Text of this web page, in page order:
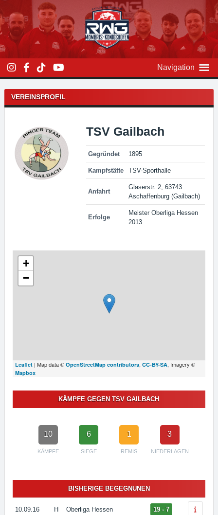
Inhalt
überspringen
Navigation
VEREINSPROFIL
TSV Gailbach
Gegründet 1895
Kampfstätte TSV-Sporthalle
Anfahrt
Glaserstr. 2, 63743
Aschaffenburg (Gailbach)
Erfolge
Meister Oberliga Hessen
2013
+
−
Leaflet | Map data ©OpenStreetMap contributors,CC-BY-SA, Imagery ©
Mapbox
KÄMPFE GEGEN TSV GAILBACH
10
KÄMPFE
6
SIEGE
1
REMIS
3
NIEDERLAGEN
BISHERIGE BEGEGNUNEN
10.09.16 H Oberliga Hessen 19 - 7